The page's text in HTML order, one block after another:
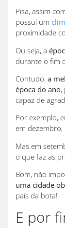
Pisa, assim
possui um
proximidade
Ou seja, a
durante o fim
Contudo, a
época do ano,
capaz de
Por exemplo,
em
Mas em
o que faz as
Bom, não
uma cidade
país da bota!
E por